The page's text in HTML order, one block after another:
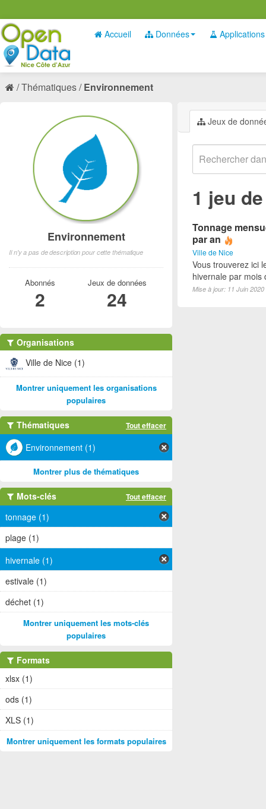
Accueil Données Applications
Thématiques Environnement
Jeux de
1 jeu
Tonnage
par an
Ville de Nice
Vous trouverez ici
hivernale par
Mise à jour: 11 Juin 2020
Environnement
Il n'y a pas de description pour cette thématique
Abonnés
2
Jeux de données
24
Organisations
Ville de Nice (1)
Montrer uniquement les organisations
populaires
Thématiques Tout effacer
Environnement (1)
Montrer plus de thématiques
Mots-clés Tout effacer
tonnage (1)
plage (1)
hivernale (1)
estivale (1)
déchet (1)
Montrer uniquement les mots-clés
populaires
Formats
xlsx (1)
ods (1)
XLS (1)
Montrer uniquement les formats populaires